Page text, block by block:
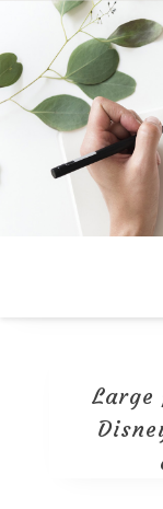
contenu
Large